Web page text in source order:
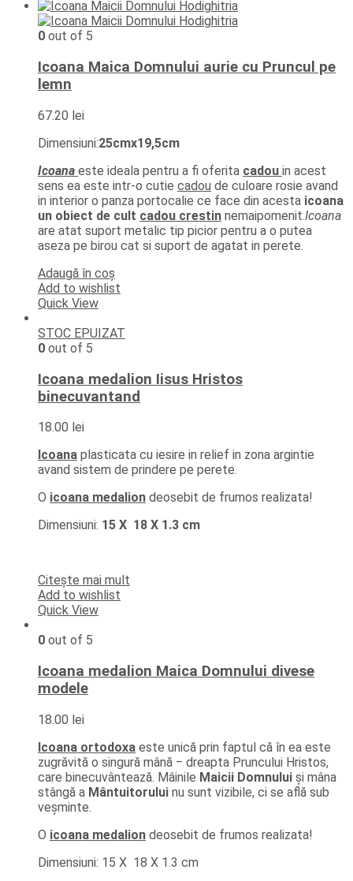
0 out of 5
Icoana Maica Domnului aurie cu Pruncul pe
lemn
67.20 lei
Dimensiuni:25cmx19,5cm
Icoana este ideala pentru a fi oferita cadou in acest
sens ea este intr-o cutie cadou de culoare rosie avand
in interior o panza portocalie ce face din acesta icoana
un obiect de cult cadou crestin nemaipomenit.Icoana
are atat suport metalic tip picior pentru a o putea
aseza pe birou cat si suport de agatat in perete.
Adaugă în coș
Add to wishlist
Quick View
STOC EPUIZAT
0 out of 5
Icoana medalion Iisus Hristos
binecuvantand
18.00 lei
Icoana plasticata cu iesire in relief in zona argintie
avand sistem de prindere pe perete.
O icoana medalion deosebit de frumos realizata!
Dimensiuni: 15 X 18 X 1.3 cm
Citește mai mult
Add to wishlist
Quick View
0 out of 5
Icoana medalion Maica Domnului divese
modele
18.00 lei
Icoana ortodoxa este unică prin faptul că în ea este
zugrăvită o singură mână ‒ dreapta Pruncului Hristos,
care binecuvântează. Mâinile Maicii Domnului și mâna
stângă a Mântuitorului nu sunt vizibile, ci se află sub
veșminte.
O icoana medalion deosebit de frumos realizata!
Dimensiuni: 15 X 18 X 1.3 cm